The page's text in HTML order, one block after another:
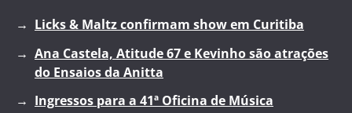
Licks & Maltz confirmam show em Curitiba
Ana Castela, Atitude 67 e Kevinho são atrações
do Ensaios da Anitta
Ingressos para a 41ª Oficina de Música